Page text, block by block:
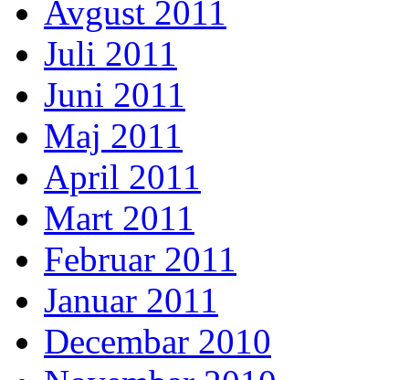
Avgust 2011
Juli 2011
Juni 2011
Maj 2011
April 2011
Mart 2011
Februar 2011
Januar 2011
Decembar 2010